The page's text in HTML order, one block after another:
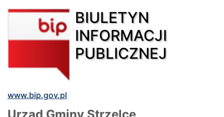
BIULETYN
INFORMACJI
PUBLICZNEJ
www.bip.gov.pl